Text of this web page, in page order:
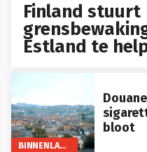
Finland stuurt
Estland te
BINNENLAND
bloot